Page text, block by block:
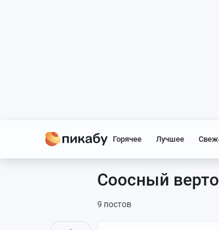
Горячее Лучшее
Соосный
9 постов